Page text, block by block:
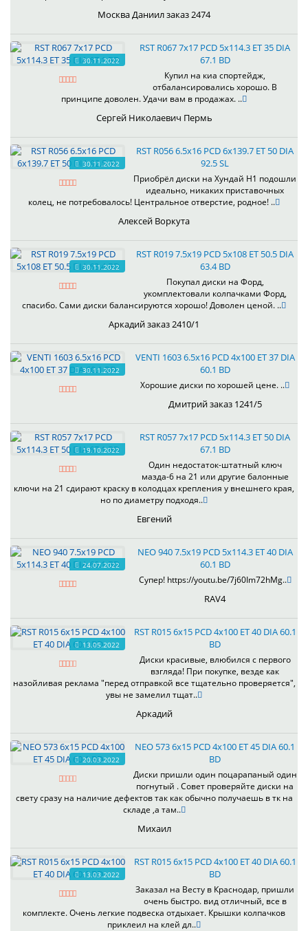
Москва Даниил заказ 2474
30.11.2022
RST R067 7x17 PCD 5x114.3 ET 35 DIA
67.1 BD
Купил на киа спортейдж,
отбалансировались хорошо. В
принципе доволен. Удачи вам в продажах. ..
Сергей Николаевич Пермь
30.11.2022
RST R056 6.5x16 PCD 6x139.7 ET 50 DIA
92.5 SL
Приобрёл диски на Хундай H1 подошли
идеально, никаких приставочных
колец, не потребовалось! Центральное отверстие, родное! ..
Алексей Воркута
30.11.2022
RST R019 7.5x19 PCD 5x108 ET 50.5 DIA
63.4 BD
Покупал диски на Форд,
укомплектовали колпачками Форд,
спасибо. Сами диски балансируются хорошо! Доволен ценой. ..
Аркадий заказ 2410/1
30.11.2022
VENTI 1603 6.5x16 PCD 4x100 ET 37 DIA
60.1 BD
Хорошие диски по хорошей цене. ..
Дмитрий заказ 1241/5
19.10.2022
RST R057 7x17 PCD 5x114.3 ET 50 DIA
67.1 BD
Один недостаток-штатный ключ
мазда-6 на 21 или другие балонные
ключи на 21 сдирают краску в колодцах крепления у внешнего края,
но по диаметру подходя..
Евгений
24.07.2022
NEO 940 7.5x19 PCD 5x114.3 ET 40 DIA
60.1 BD
Супер! https://youtu.be/7j60Im72hMg..
RAV4
13.05.2022
RST R015 6x15 PCD 4x100 ET 40 DIA 60.1
BD
Диски красивые, влюбился с первого
взгляда! При покупке, везде как
назойливая реклама "перед отправкой все тщательно проверяется",
увы не замелил тщат..
Аркадий
20.03.2022
NEO 573 6x15 PCD 4x100 ET 45 DIA 60.1
BD
Диски пришли один поцарапаный один
погнутый . Совет проверяйте диски на
свету сразу на наличие дефектов так как обычно получаешь в тк на
складе ,а там..
Михаил
13.03.2022
RST R015 6x15 PCD 4x100 ET 40 DIA 60.1
BD
Заказал на Весту в Краснодар, пришли
очень быстро. вид отличный, все в
комплекте. Очень легкие подвеска отдыхает. Крышки колпачков
приклеил на клей дл..